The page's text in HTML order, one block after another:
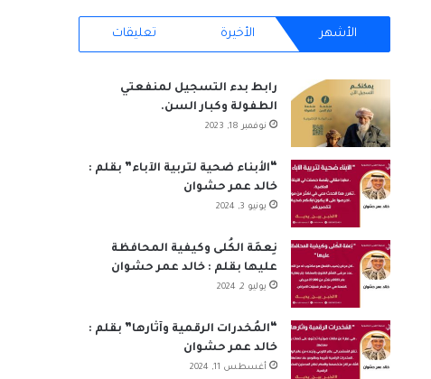
RSS
الأشهر الأخيرة تعليقات
رابط بدء التسجيل لمنفعتي
الطفولة وكبار السن.
نوفمبر 18, 2023
“الأبناء ضحية لتربية الآباء” بقلم :
خالد عمر حشوان
يونيو 3, 2024
نِعمَة الكُلى وكيفية المحافظة
عليها بقلم : خالد عمر حشوان
يوليو 2, 2024
“المُخدرات الرقمية وآثارها” بقلم :
خالد عمر حشوان
أغسطس 11, 2024